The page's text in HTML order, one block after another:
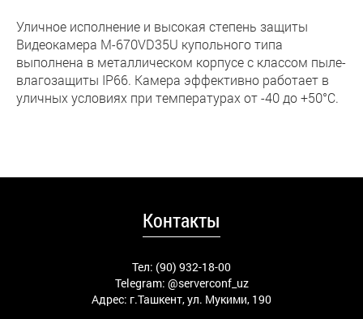
Уличное исполнение и высокая степень защиты
Видеокамера M-670VD35U купольного типа
выполнена в металлическом корпусе с классом пыле-
влагозащиты IP66. Камера эффективно работает в
уличных условиях при температурах от -40 до +50°С.
Контакты
Тел: (90) 932-18-00
Telegram: @serverconf_uz
Адрес: г.Ташкент, ул. Мукими, 190